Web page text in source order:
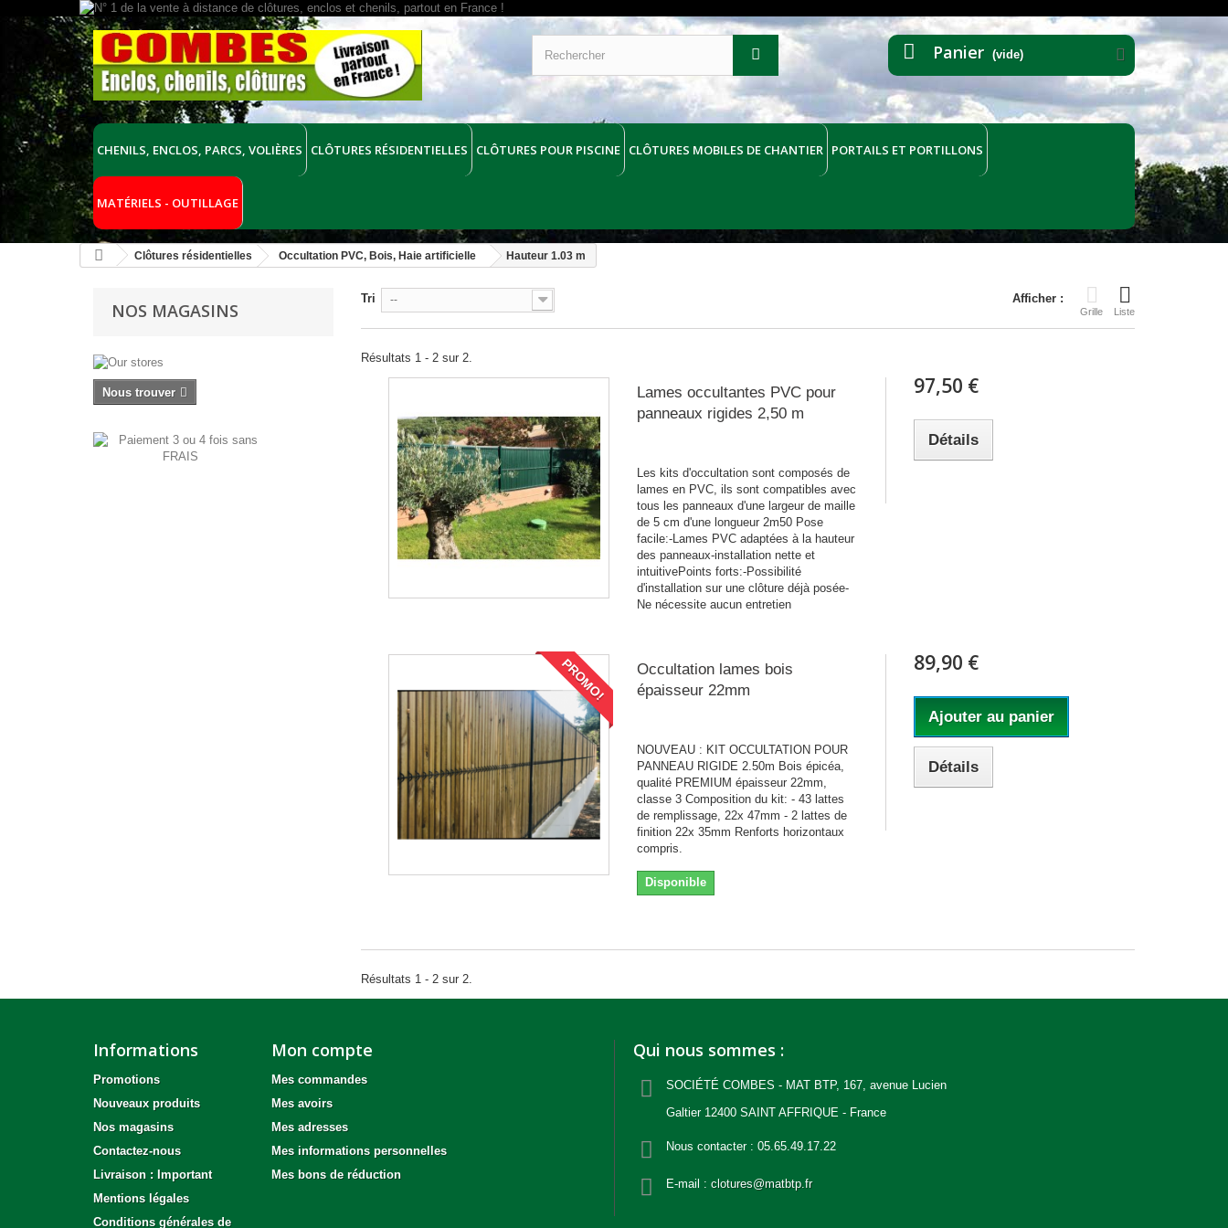
Panier (vide)
CHENILS, ENCLOS, PARCS, VOLIÈRES CLÔTURES RÉSIDENTIELLES CLÔTURES POUR PISCINE CLÔTURES MOBILES DE CHANTIER PORTAILS ET PORTILLONS
MATÉRIELS - OUTILLAGE
Clôtures résidentielles Occultation PVC, Bois, Haie artificielle Hauteur 1.03 m
NOS MAGASINS
Nous trouver
Afficher :
Grille Liste
Tri --
Résultats 1 - 2 sur 2.
Lames occultantes PVC pour
panneaux rigides 2,50 m
Les kits d'occultation sont composés de
lames en PVC, ils sont compatibles avec
tous les panneaux d'une largeur de maille
de 5 cm d'une longueur 2m50 Pose
facile:-Lames PVC adaptées à la hauteur
des panneaux-installation nette et
intuitivePoints forts:-Possibilité
d'installation sur une clôture déjà posée-
Ne nécessite aucun entretien
97,50 €
Détails
PROMO!
Occultation lames bois
épaisseur 22mm
NOUVEAU : KIT OCCULTATION POUR
PANNEAU RIGIDE 2.50m Bois épicéa,
qualité PREMIUM épaisseur 22mm,
classe 3 Composition du kit: - 43 lattes
de remplissage, 22x 47mm - 2 lattes de
finition 22x 35mm Renforts horizontaux
compris.
Disponible
89,90 €
Ajouter au panier
Détails
Résultats 1 - 2 sur 2.
Informations
Promotions
Nouveaux produits
Nos magasins
Contactez-nous
Livraison : Important
Mentions légales
Conditions générales de
Mon compte
Mes commandes
Mes avoirs
Mes adresses
Mes informations personnelles
Mes bons de réduction
Qui nous sommes :
SOCIÉTÉ COMBES - MAT BTP, 167, avenue Lucien
Galtier 12400 SAINT AFFRIQUE - France
Nous contacter : 05.65.49.17.22
E-mail : clotures@matbtp.fr